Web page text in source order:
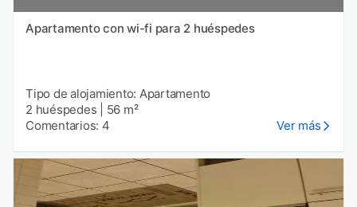
Apartamento con wi-fi para 2 huéspedes
Tipo de alojamiento: Apartamento
2 huéspedes
56 m²
Comentarios: 4
Ver más